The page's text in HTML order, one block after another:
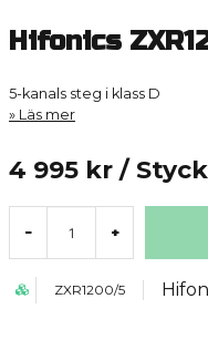
Hifonics
5-kanals steg i klass D
Läs mer
4 995 kr / Styck
- +
ZXR1200/5